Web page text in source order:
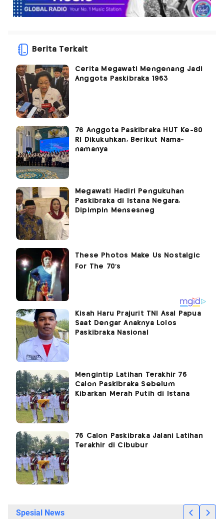
Berita Terkait
Cerita Megawati Mengenang Jadi
Anggota Paskibraka 1963
76 Anggota Paskibraka HUT Ke-80
RI Dikukuhkan, Berikut Nama-
namanya
Megawati Hadiri Pengukuhan
Paskibraka di Istana Negara,
Dipimpin Mensesneg
Kisah Haru Prajurit TNI Asal Papua
Saat Dengar Anaknya Lolos
Paskibraka Nasional
Mengintip Latihan Terakhir 76
Calon Paskibraka Sebelum
Kibarkan Merah Putih di Istana
76 Calon Paskibraka Jalani Latihan
Terakhir di Cibubur